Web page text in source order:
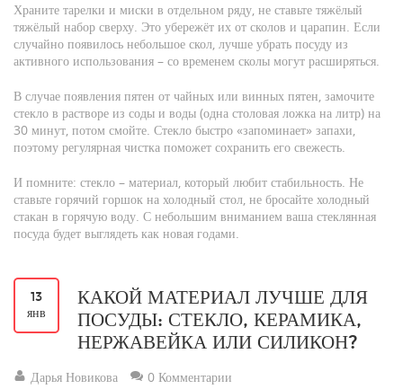
Храните тарелки и миски в отдельном ряду, не ставьте тяжёлый
тяжёлый набор сверху. Это убережёт их от сколов и царапин. Если
случайно появилось небольшое скол, лучше убрать посуду из
активного использования – со временем сколы могут расширяться.
В случае появления пятен от чайных или винных пятен, замочите
стекло в растворе из соды и воды (одна столовая ложка на литр) на
30 минут, потом смойте. Стекло быстро «запоминает» запахи,
поэтому регулярная чистка поможет сохранить его свежесть.
И помните: стекло – материал, который любит стабильность. Не
ставьте горячий горшок на холодный стол, не бросайте холодный
стакан в горячую воду. С небольшим вниманием ваша стеклянная
посуда будет выглядеть как новая годами.
13
янв
КАКОЙ МАТЕРИАЛ ЛУЧШЕ ДЛЯ
ПОСУДЫ: СТЕКЛО, КЕРАМИКА,
НЕРЖАВЕЙКА ИЛИ СИЛИКОН?
Дарья Новикова 0 Комментарии